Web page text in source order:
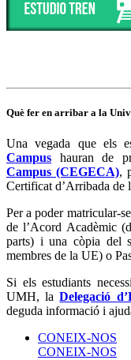
Què fer en arribar a la
Una vegada que els
Campus hauran de
Campus (CEGECA),
Certificat d’Arribada de
Per a poder matricular-
de l’Acord Acadèmic
parts) i una còpia del
membres de la UE) o
Si els estudiants
UMH, laDelegació
deguda informació i
CONEIX-NOS
CONEIX-NOS